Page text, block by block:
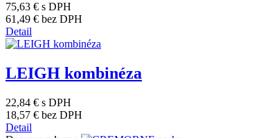
75,63 € s DPH
61,49 € bez DPH
Detail
LEIGH kombinéza
22,84 € s DPH
18,57 € bez DPH
Detail